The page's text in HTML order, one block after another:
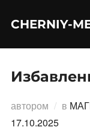
CHERNIY-
автором в
17.10.2025